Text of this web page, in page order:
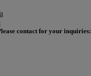
contact for your inquiries: